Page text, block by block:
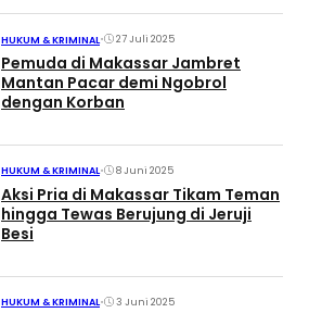
HUKUM & KRIMINAL• 27 Juli 2025
Pemuda di Makassar Jambret
Mantan Pacar demi Ngobrol
dengan Korban
HUKUM & KRIMINAL• 8 Juni 2025
Aksi Pria di Makassar Tikam Teman
hingga Tewas Berujung di Jeruji
Besi
HUKUM & KRIMINAL• 3 Juni 2025